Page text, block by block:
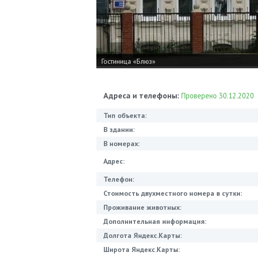
Гостиница «Блюз»
Адреса и телефоны: Проверено 30.12.2020
Тип объекта:
В здании:
В номерах:
Адрес:
Телефон:
Стоимость двухместного номера в сутки:
Проживание животных:
Дополнительная информация:
Долгота Яндекс.Карты:
Широта Яндекс.Карты: